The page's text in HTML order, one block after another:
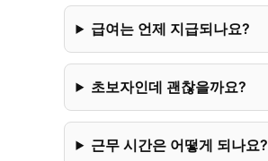
급여는 언제 지급되나요?
초보자인데 괜찮을까요?
근무 시간은 어떻게 되나요?